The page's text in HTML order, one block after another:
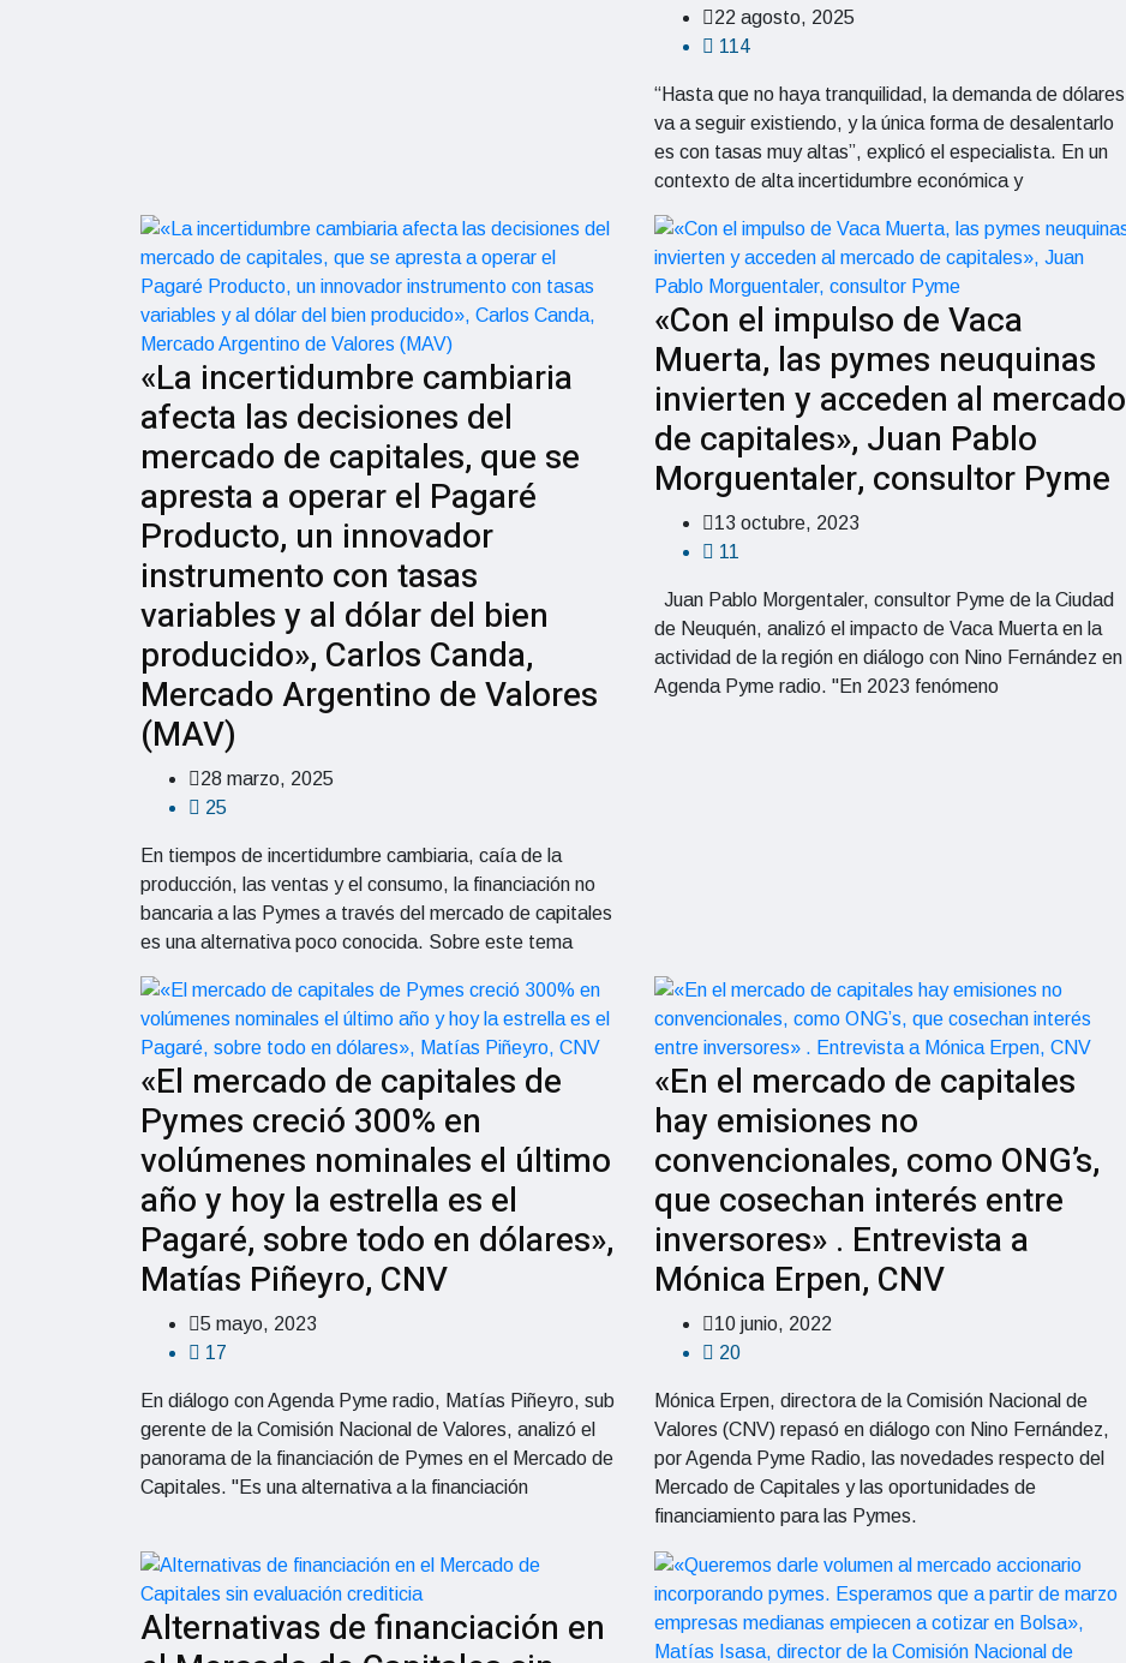
22 agosto, 2025
114
“Hasta que no haya tranquilidad, la demanda de dólares
va a seguir existiendo, y la única forma de desalentarlo
es con tasas muy altas”, explicó el especialista. En un
contexto de alta incertidumbre económica y
«La incertidumbre cambiaria
afecta las decisiones del
mercado de capitales, que se
apresta a operar el Pagaré
Producto, un innovador
instrumento con tasas
variables y al dólar del bien
producido», Carlos Canda,
Mercado Argentino de Valores
(MAV)
28 marzo, 2025
25
En tiempos de incertidumbre cambiaria, caía de la
producción, las ventas y el consumo, la financiación no
bancaria a las Pymes a través del mercado de capitales
es una alternativa poco conocida. Sobre este tema
«Con el impulso de Vaca
Muerta, las pymes neuquinas
invierten y acceden al mercado
de capitales», Juan Pablo
Morguentaler, consultor Pyme
13 octubre, 2023
11
Juan Pablo Morgentaler, consultor Pyme de la Ciudad
de Neuquén, analizó el impacto de Vaca Muerta en la
actividad de la región en diálogo con Nino Fernández en
Agenda Pyme radio. "En 2023 fenómeno
«El mercado de capitales de
Pymes creció 300% en
volúmenes nominales el último
año y hoy la estrella es el
Pagaré, sobre todo en dólares»,
Matías Piñeyro, CNV
5 mayo, 2023
17
En diálogo con Agenda Pyme radio, Matías Piñeyro, sub
gerente de la Comisión Nacional de Valores, analizó el
panorama de la financiación de Pymes en el Mercado de
Capitales. "Es una alternativa a la financiación
«En el mercado de capitales
hay emisiones no
convencionales, como ONG’s,
que cosechan interés entre
inversores» . Entrevista a
Mónica Erpen, CNV
10 junio, 2022
20
Mónica Erpen, directora de la Comisión Nacional de
Valores (CNV) repasó en diálogo con Nino Fernández,
por Agenda Pyme Radio, las novedades respecto del
Mercado de Capitales y las oportunidades de
financiamiento para las Pymes.
Alternativas de financiación en